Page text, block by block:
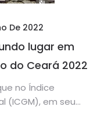
De 2022
lugar em
do Ceará 2022
no Índice
(ICGM), em seu